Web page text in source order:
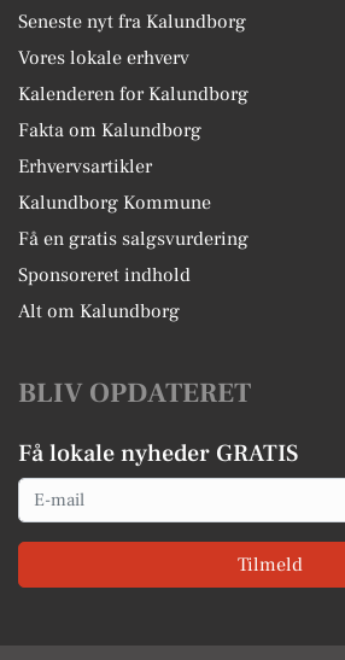
Seneste nyt fra Kalundborg
Vores lokale erhverv
Kalenderen for Kalundborg
Fakta om Kalundborg
Erhvervsartikler
Kalundborg Kommune
Få en gratis salgsvurdering
Sponsoreret indhold
Alt om Kalundborg
BLIV OPDATERET
Få lokale nyheder GRATIS
Email
Tilmeld